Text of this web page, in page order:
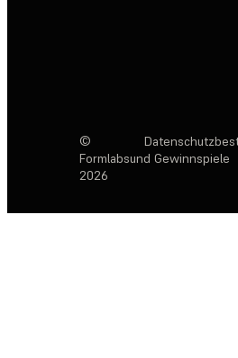
©
Formlabs
2026
und Gewinnspiele